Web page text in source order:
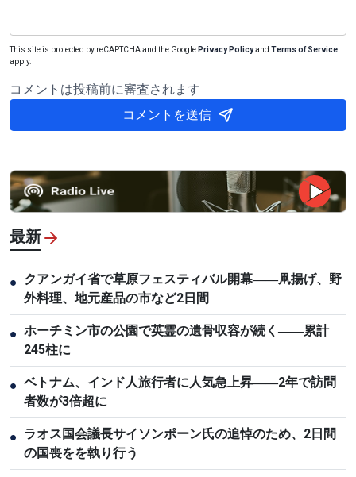
This site is protected by reCAPTCHA and the Google Privacy Policyand Terms of Service
apply.
コメントは投稿前に審査されます
コメントを送信
最新
● クアンガイ省で草原フェスティバル開幕――凧揚げ、野
外料理、地元産品の市など2日間
● ホーチミン市の公園で英霊の遺骨収容が続く――累計
245柱に
● ベトナム、インド人旅行者に人気急上昇――2年で訪問
者数が3倍超に
● ラオス国会議長サイソンポーン氏の追悼のため、2日間
の国喪をを執り行う